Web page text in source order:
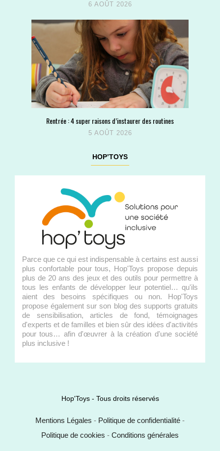
6 AOÛT 2026
Rentrée : 4 super raisons d’instaurer des routines
5 AOÛT 2026
HOP’TOYS
Parce que ce qui est indispensable à certains est aussi
plus confortable pour tous, Hop'Toys propose depuis
plus de 20 ans des jeux et des outils pour permettre à
tous les enfants de développer leur potentiel… qu'ils
aient des besoins spécifiques ou non. Hop'Toys
propose également sur son blog des supports gratuits
de sensibilisation, articles de fond, témoignages
d'experts et de familles et bien sûr des idées d'activités
pour tous… afin d'œuvrer à la création d'une société
plus inclusive !
Hop'Toys - Tous droits réservés
Mentions Légales - Politique de confidentialité -
Politique de cookies - Conditions générales